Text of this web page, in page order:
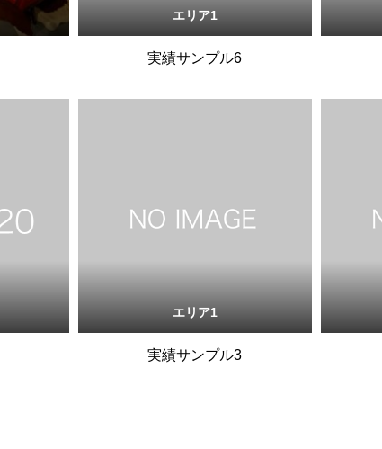
エリア1
実績サンプル6
エリア1
実績サンプル3